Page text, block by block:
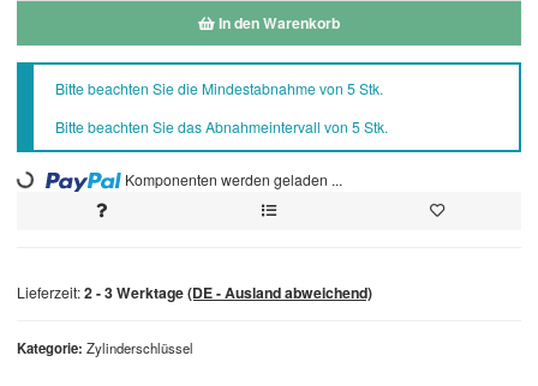
Kategorie Zylinderschlüssel
In den Warenkorb
xBitte beachten Sie die Mindestabnahme von 5 Stk.
Bitte beachten Sie das Abnahmeintervall von 5 Stk.
Loading... Komponenten werden geladen ...
Lieferzeit:2 - 3 Werktage(DE - Ausland abweichend)